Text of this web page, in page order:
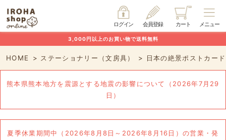
メニュー
カート
会員登録
ログイン
3,000円以上のお買い物で送料無料
HOME ステーショナリー（文房具） 日本の絶景ポストカー
熊本県熊本地方を震源とする地震の影響について（2026年7月29
日）
夏季休業期間中（2026年8月8日～2026年8月16日）の営業・発